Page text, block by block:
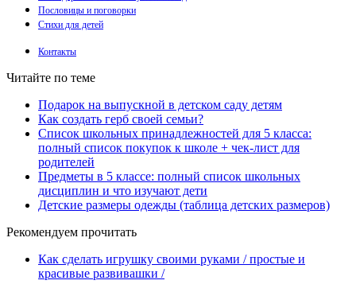
Пословицы и поговорки
Стихи для детей
Контакты
Читайте по теме
Подарок на выпускной в детском саду детям
Как создать герб своей семьи?
Список школьных принадлежностей для 5 класса:
полный список покупок к школе + чек-лист для
родителей
Предметы в 5 классе: полный список школьных
дисциплин и что изучают дети
Детские размеры одежды (таблица детских размеров)
Рекомендуем прочитать
Как сделать игрушку своими руками / простые и
красивые развивашки /